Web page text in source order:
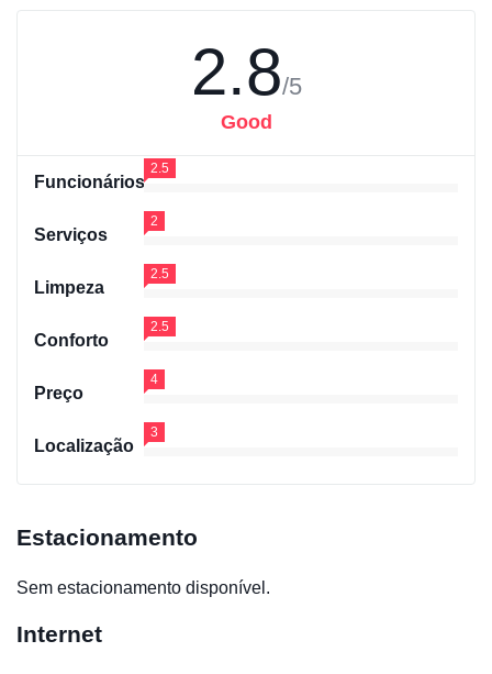
2.8/5
Good
Funcionários
2.5
Serviços
2
Limpeza
2.5
Conforto
2.5
Preço
4
Localização
3
Estacionamento
Sem estacionamento disponível.
Internet